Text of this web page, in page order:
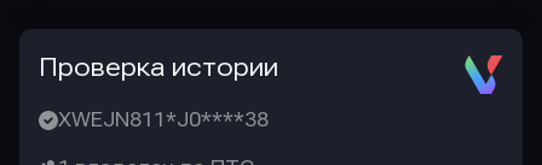
Проверка истории
XWEJN811*J0****38